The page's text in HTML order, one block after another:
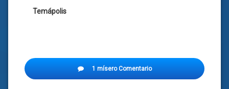
Temápolis
1 mísero Comentario